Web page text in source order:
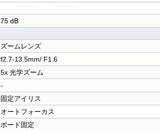
75 dB
ズームレンズ
f2.7-13.5mm/ F1.6
5x 光学ズーム
-
固定アイリス
オートフォーカス
ボード固定